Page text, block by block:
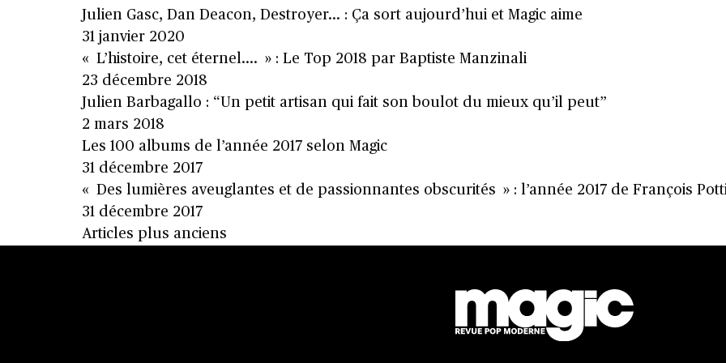
Julien Gasc, Dan Deacon, Destroyer… : Ça sort aujourd’hui et Magic aime
31 janvier 2020
« L’histoire, cet éternel…. » : Le Top 2018 par Baptiste Manzinali
23 décembre 2018
Julien Barbagallo : “Un petit artisan qui fait son boulot du mieux qu’il peut”
2 mars 2018
Les 100 albums de l’année 2017 selon Magic
31 décembre 2017
« Des lumières aveuglantes et de passionnantes obscurités » : l’année 2017 de François
31 décembre 2017
Navigation
Articles plus anciens